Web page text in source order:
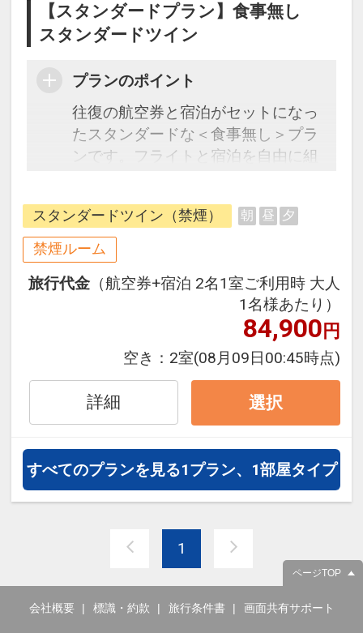
【スタンダードプラン】食事無し
スタンダードツイン
プランのポイント
往復の航空券と宿泊がセットになっ
たスタンダードな＜食事無し＞プラ
ンです。フライトと宿泊を自由に組
ージだから、一都市滞在はもちろん
周遊旅行にも最適！
旅行期間中の1泊だけの宿泊や延
泊・飛び泊なども自由自在です。
フライトは、安心のJAL（または
JALグループ）確約！フライトマイ
オプションでレンタカーや現地交
約）が可能なプランもございます。
スタンダードツイン（禁煙） 朝 昼 夕
禁煙ルーム
旅行代金 （航空券+宿泊 2名1室ご利用時 大人
1名様あたり）
84,900円
空き： 2室(08月09日00:45時点)
詳細 選択
すべてのプランを見る1プラン、1部屋タイプ
1
ページTOP
会社概要 標識・約款 旅行条件書 画面共有サポート